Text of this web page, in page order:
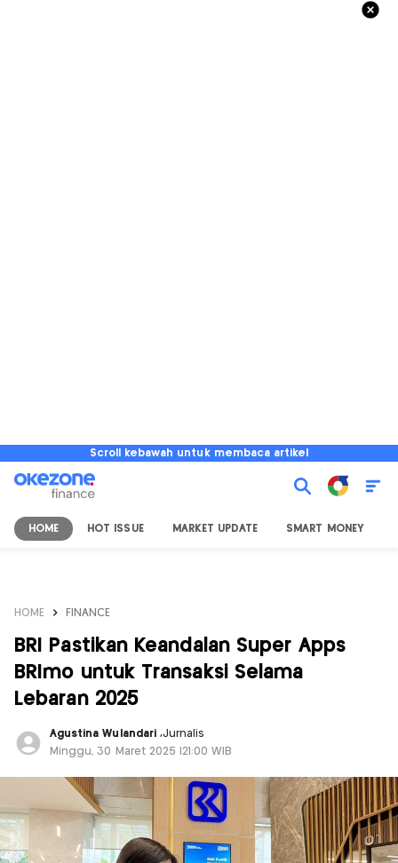
Scroll kebawah untuk membaca artikel
HOME HOT ISSUE MARKET UPDATE SMART MONEY
HOME FINANCE
BRI Pastikan Keandalan Super Apps
BRImo untuk Transaksi Selama
Lebaran 2025
Agustina Wulandari ,Jurnalis
Minggu, 30 Maret 2025 |21:00 WIB